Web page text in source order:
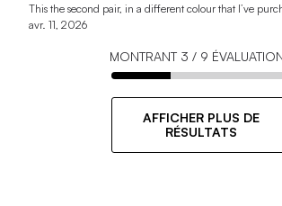
This the second pair, in a different colour that I’ve
avr. 11, 2026
MONTRANT 3 / 9
AFFICHER PLUS DE
RÉSULTATS